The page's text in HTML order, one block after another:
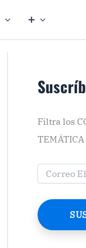
➕
Filtra los
C
e
o
E